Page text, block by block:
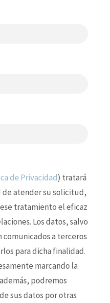
de Privacidad) tratará
de atender su solicitud,
tratamiento el eficaz
Los datos, salvo
a terceros
para dicha finalidad.
marcando la
podremos
sus datos por otras